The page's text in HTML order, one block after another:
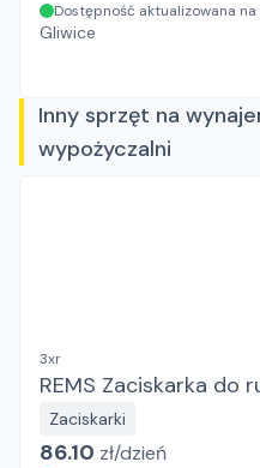
Dostępność aktualizowana na
Gliwice
Inny sprzęt na
wypożyczalni
3xr
REMS Zaciskarka do
Zaciskarki
86.10 zł/dzień